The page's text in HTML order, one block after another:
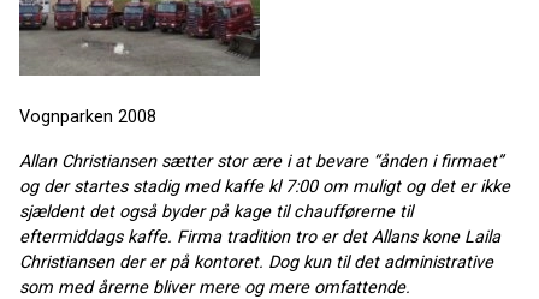
Vognparken 2008
Allan Christiansen sætter stor ære i at bevare “ånden i firmaet”
og der startes stadig med kaffe kl 7:00 om muligt og det er ikke
sjældent det også byder på kage til chaufførerne til
eftermiddags kaffe. Firma tradition tro er det Allans kone Laila
Christiansen der er på kontoret. Dog kun til det administrative
som med årerne bliver mere og mere omfattende.